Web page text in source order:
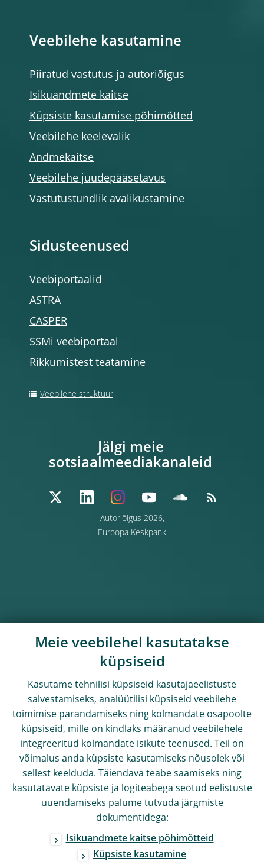
Veebilehe kasutamine
Piiratud vastutus ja autoriõigus
Isikuandmete kaitse
Küpsiste kasutamise põhimõtted
Veebilehe keelevalik
Andmekaitse
Veebilehe juudepääsetavus
Vastutustundlik avalikustamine
Sidusteenused
Veebiportaalid
ASTRA
CASPER
SSMi veebiportaal
Rikkumistest teatamine
Veebilehe struktuur
Autoriõigus 2026,
Euroopa Keskpank
Jälgi meie
sotsiaalmeediakanaleid
Meie veebilehel kasutatakse
küpsiseid
Kasutame tehnilisi küpsiseid kasutajaeelistuste
salvestamiseks, analüütilisi küpsiseid veebilehe
toimimise parandamiseks ning kolmandate osapoolte
küpsiseid, mille on kindlaks määranud veebilehele
integreeritud kolmandate isikute teenused. Teil on
võimalus anda küpsiste kasutamiseks nõusolek või
sellest keelduda. Täiendava teabe saamiseks ning
kasutatavate küpsiste ja logiteabega seotud eelistuste
uuendamiseks palume tutvuda järgmiste
dokumentidega:
Isikuandmete kaitse põhimõtteid
Küpsiste kasutamine